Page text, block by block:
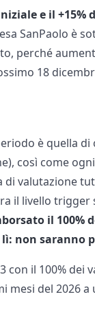
e il +15%
SanPaolo è
perché
18
è quella
così come
valutazione
il livello trigger
il 100%
lì: non saranno
il 100% dei
del 2026 a